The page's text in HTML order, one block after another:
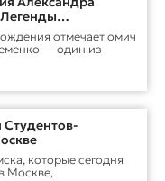
ММА
отмечает омич
— один из
Студентов-
которые сегодня
Москве,